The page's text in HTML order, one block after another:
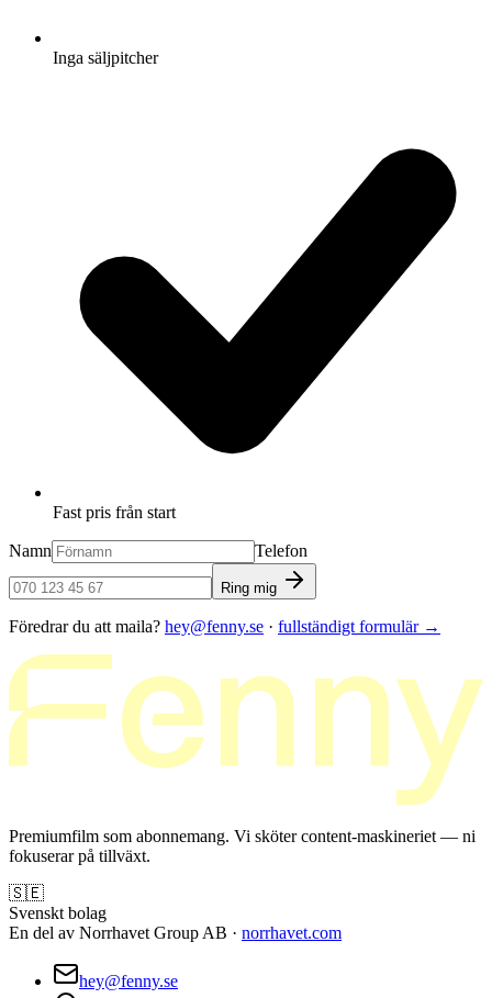
Inga säljpitcher
Fast pris från start
Namn Telefon
Ring mig
Föredrar du att maila? hey@fenny.se · fullständigt formulär→
Premiumfilm som abonnemang. Vi sköter content-maskineriet — ni
fokuserar på tillväxt.
🇸🇪
Svenskt bolag
En del av Norrhavet Group AB · norrhavet.com
hey@fenny.se